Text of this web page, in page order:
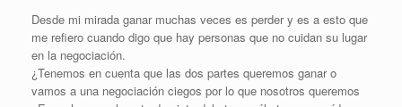
Desde mi mirada ganar muchas veces es perder y es a esto que
me refiero cuando digo que hay personas que no cuidan su lugar
en la negociación.
¿Tenemos en cuenta que las dos partes queremos ganar o
vamos a una negociación ciegos por lo que nosotros queremos